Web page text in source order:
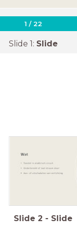
1 /22
Slide 1: Slide
Slide 2 - Slide